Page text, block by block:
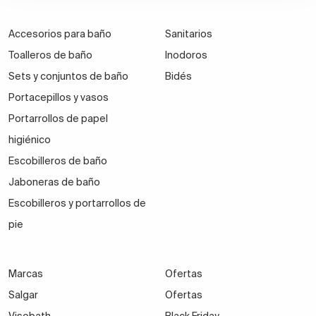
Accesorios para baño
Toalleros de baño
Sets y conjuntos de baño
Portacepillos y vasos
Portarrollos de papel
higiénico
Escobilleros de baño
Jaboneras de baño
Escobilleros y portarrollos de
pie
Sanitarios
Inodoros
Bidés
Marcas
Salgar
Ofertas
Ofertas